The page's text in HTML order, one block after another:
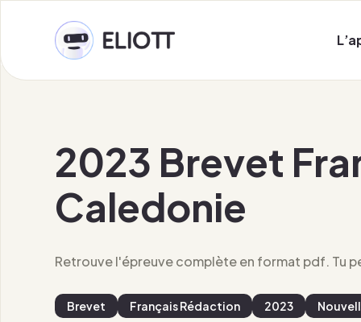
2023 Brevet
Caledonie
Retrouve l'épreuve complète en format pdf. Tu
Brevet Français Rédaction 2023